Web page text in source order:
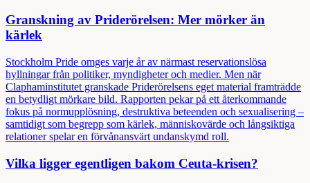
Granskning av Priderörelsen: Mer mörker än
kärlek
Stockholm Pride omges varje år av närmast reservationslösa
hyllningar från politiker, myndigheter och medier. Men när
Claphaminstitutet granskade Priderörelsens eget material framträdde
en betydligt mörkare bild. Rapporten pekar på ett återkommande
fokus på normupplösning, destruktiva beteenden och sexualisering –
samtidigt som begrepp som kärlek, människovärde och långsiktiga
relationer spelar en förvånansvärt undanskymd roll.
Vilka ligger egentligen bakom Ceuta-krisen?